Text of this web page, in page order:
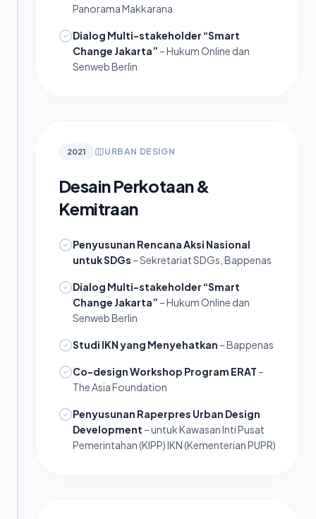
Panorama Makkarana
Dialog Multi-stakeholder “Smart
Change Jakarta” – Hukum Online dan
Senweb Berlin
2021 URBAN DESIGN
Desain Perkotaan &
Kemitraan
Penyusunan Rencana Aksi Nasional
untuk SDGs – Sekretariat SDGs, Bappenas
Dialog Multi-stakeholder “Smart
Change Jakarta” – Hukum Online dan
Senweb Berlin
Studi IKN yang Menyehatkan – Bappenas
Co-design Workshop Program ERAT –
The Asia Foundation
Penyusunan Raperpres Urban Design
Development – untuk Kawasan Inti Pusat
Pemerintahan (KIPP) IKN (Kementerian PUPR)